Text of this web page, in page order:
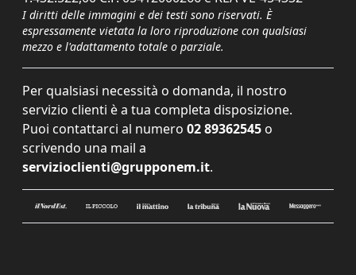
I diritti delle immagini e dei testi sono riservati. È
espressamente vietata la loro riproduzione con qualsiasi
mezzo e l'adattamento totale o parziale.
Per qualsiasi necessità o domanda, il nostro
servizio clienti è a tua completa disposizione.
Puoi contattarci al numero 02 89362545 o
scrivendo una mail a
servizioclienti@grupponem.it.